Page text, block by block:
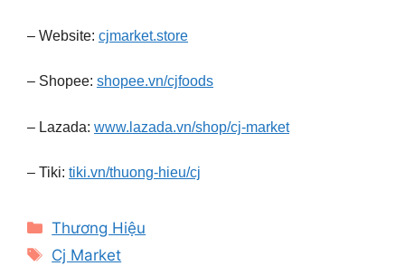
– Website: cjmarket.store
– Shopee: shopee.vn/cjfoods
– Lazada: www.lazada.vn/shop/cj-market
– Tiki: tiki.vn/thuong-hieu/cj
Categories
Thương Hiệu
Tags
Cj Market